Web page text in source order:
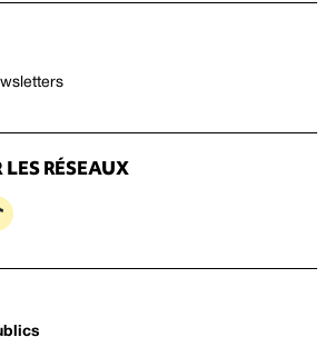
RÉSEAUX